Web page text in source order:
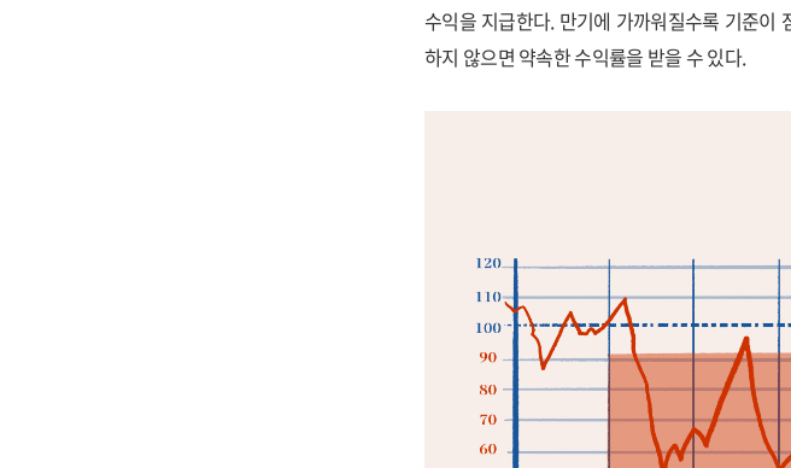
수익을 지급한다. 만기에 가까워질수록 기준
하지 않으면 약속한 수익률을 받을 수 있다.